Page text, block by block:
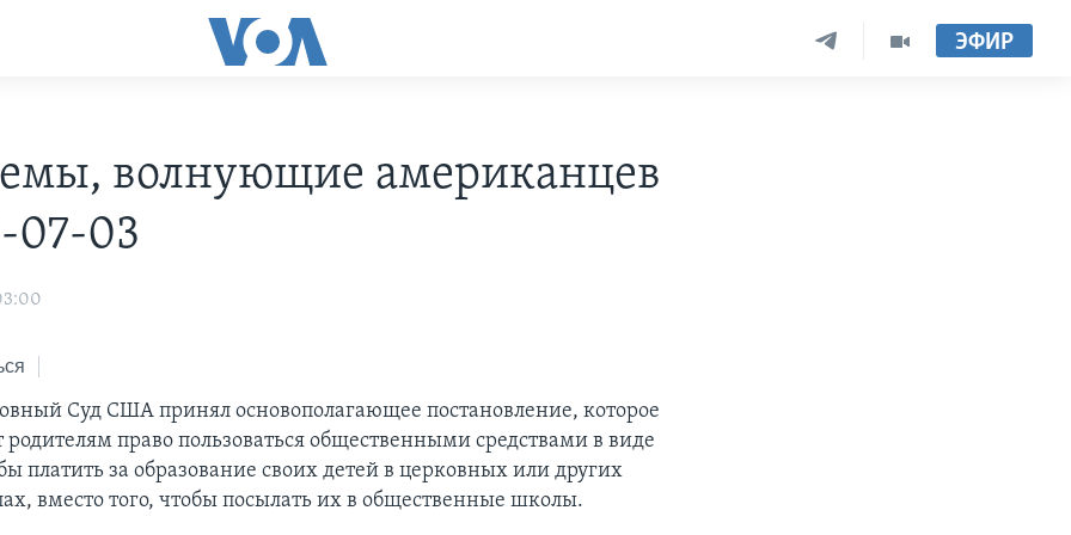
ЭФИР
волнующие американцев
07-03
Суд США принял основополагающее постановление, которое
родителям право пользоваться общественными средствами в виде
платить за образование своих детей в церковных или других
вместо того, чтобы посылать их в общественные школы.